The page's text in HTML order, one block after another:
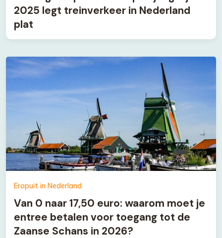
2025 legt treinverkeer in Nederland
plat
Eropuit in Nederland
Van 0 naar 17,50 euro: waarom moet je
entree betalen voor toegang tot de
Zaanse Schans in 2026?